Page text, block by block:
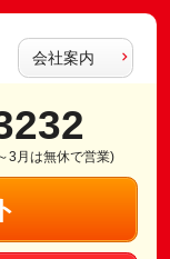
会社案内
3月は無休で営業)